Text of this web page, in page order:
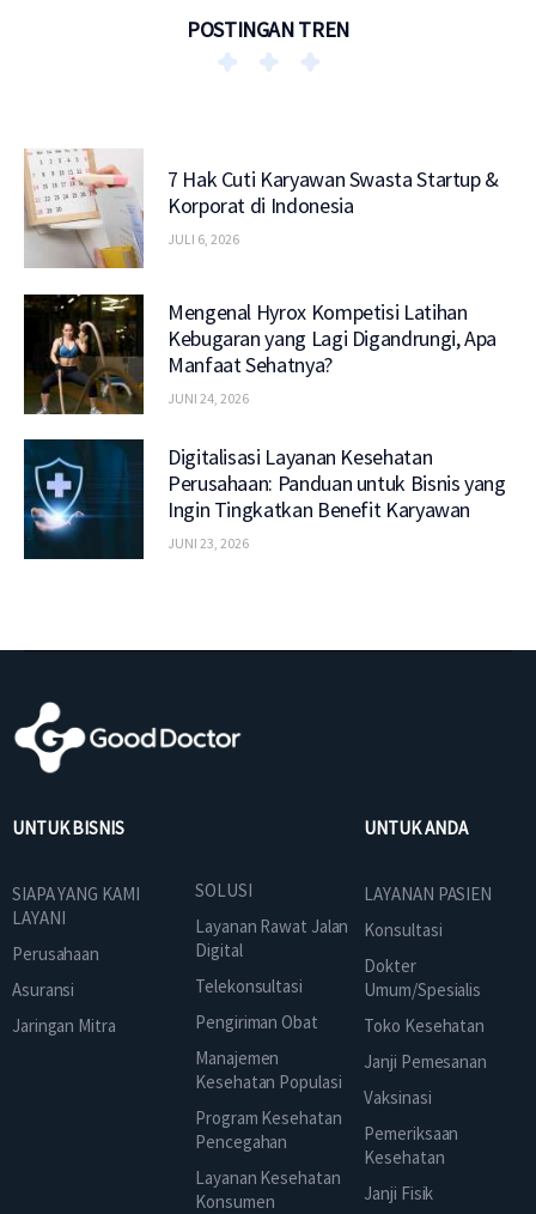
POSTINGAN TREN
7 Hak Cuti Karyawan Swasta Startup &
Korporat di Indonesia
JULI 6, 2026
Mengenal Hyrox Kompetisi Latihan
Kebugaran yang Lagi Digandrungi, Apa
Manfaat Sehatnya?
JUNI 24, 2026
Digitalisasi Layanan Kesehatan
Perusahaan: Panduan untuk Bisnis yang
Ingin Tingkatkan Benefit Karyawan
JUNI 23, 2026
UNTUK BISNIS
SIAPA YANG KAMI
LAYANI
Perusahaan
Asuransi
Jaringan Mitra
SOLUSI
Layanan Rawat Jalan
Digital
Telekonsultasi
Pengiriman Obat
Manajemen
Kesehatan Populasi
Program Kesehatan
Pencegahan
Layanan Kesehatan
Konsumen
UNTUK ANDA
LAYANAN PASIEN
Konsultasi
Dokter
Umum/Spesialis
Toko Kesehatan
Janji Pemesanan
Vaksinasi
Pemeriksaan
Kesehatan
Janji Fisik